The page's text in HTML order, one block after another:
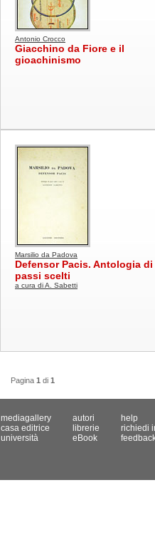
Antonio Crocco
Giacchino da Fiore e il
gioachinismo
Marsilio da Padova
Defensor Pacis. Antologia di
passi scelti
a cura di A. Sabetti
Pagina 1 di 1
mediagallery
casa editrice
università
autori
librerie
eBook
help
richiedi